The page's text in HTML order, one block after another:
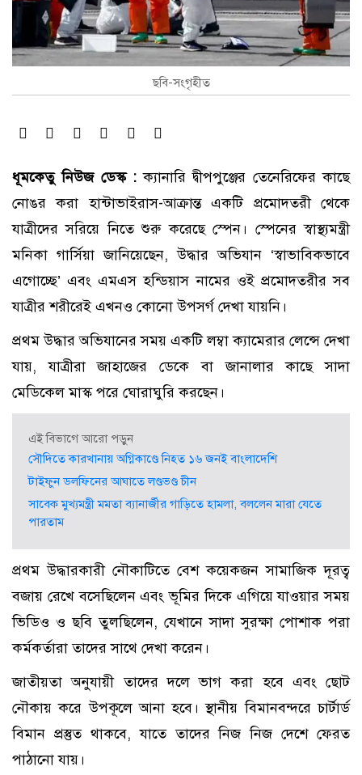
ছবি-সংগৃহীত
ধূমকেতু নিউজ ডেস্ক :ক্যানারি দ্বীপপুঞ্জের তেনেরিফের কাছে
নোঙর করা হান্টাভাইরাস-আক্রান্ত একটি প্রমোদতরী থেকে
যাত্রীদের সরিয়ে নিতে শুরু করেছে স্পেন। স্পেনের স্বাস্থ্যমন্ত্রী
মনিকা গার্সিয়া জানিয়েছেন, উদ্ধার অভিযান ‘স্বাভাবিকভাবে
এগোচ্ছে’ এবং এমএস হন্ডিয়াস নামের ওই প্রমোদতরীর সব
যাত্রীর শরীরেই এখনও কোনো উপসর্গ দেখা যায়নি।
প্রথম উদ্ধার অভিযানের সময় একটি লম্বা ক্যামেরার লেন্সে দেখা
যায়, যাত্রীরা জাহাজের ডেকে বা জানালার কাছে সাদা
মেডিকেল মাস্ক পরে ঘোরাঘুরি করছেন।
এই বিভাগে আরো পড়ুন
সৌদিতে কারখানায় অগ্নিকাণ্ডে নিহত ১৬ জনই বাংলাদেশি
টাইফুন ডলফিনের আঘাতে লণ্ডভণ্ড চীন
সাবেক মুখ্যমন্ত্রী মমতা ব্যানার্জীর গাড়িতে হামলা, বললেন মারা যেতে
পারতাম
প্রথম উদ্ধারকারী নৌকাটিতে বেশ কয়েকজন সামাজিক দূরত্ব
বজায় রেখে বসেছিলেন এবং ভূমির দিকে এগিয়ে যাওয়ার সময়
ভিডিও ও ছবি তুলছিলেন, যেখানে সাদা সুরক্ষা পোশাক পরা
কর্মকর্তারা তাদের সাথে দেখা করেন।
জাতীয়তা অনুযায়ী তাদের দলে ভাগ করা হবে এবং ছোট
নৌকায় করে উপকূলে আনা হবে। স্থানীয় বিমানবন্দরে চার্টার্ড
বিমান প্রস্তুত থাকবে, যাতে তাদের নিজ নিজ দেশে ফেরত
পাঠানো যায়।